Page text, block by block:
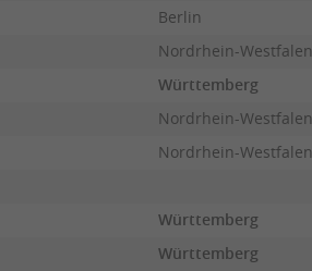
Berlin
Nordrhein-Westfalen
Württemberg
Nordrhein-Westfalen
Nordrhein-Westfalen
Württemberg
Württemberg